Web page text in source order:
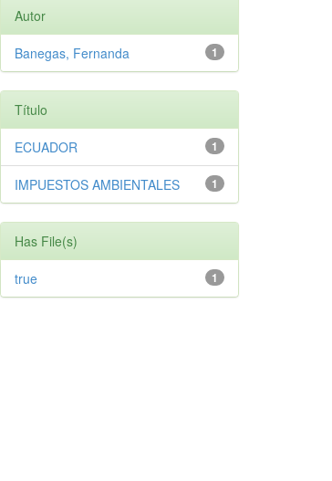
Autor
1
Banegas, Fernanda
Título
1
ECUADOR
1
IMPUESTOS AMBIENTALES
Has File(s)
1
true